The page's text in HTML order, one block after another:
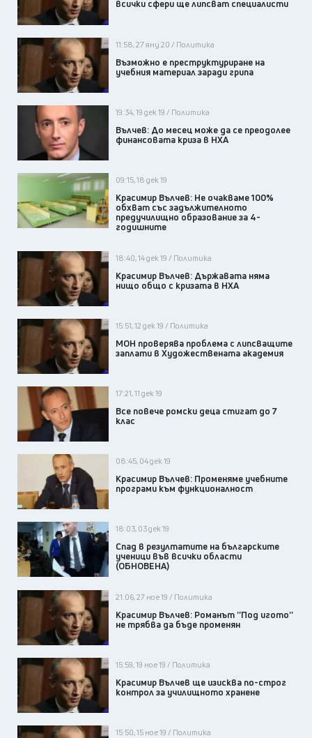
всички сфери ще липсват специалисти
11:58, 27 яну 20 / Политика
Възможно е преструктуриране на
учебния материал заради грипа
19:34, 19 дек 19 / Политика
Вълчев: До месец може да се преодолее
финансовата криза в НХА
09:15, 18 дек 19
Красимир Вълчев: Не очакваме 100%
обхват със задължителното
предучилищно образование за 4-
годишните
18:40, 14 дек 19 / Политика
Красимир Вълчев: Държавата няма
нищо общо с кризата в НХА
15:51, 12 дек 19 / Политика
МОН проверява проблема с липсващите
заплати в Художествената академия
17:21, 11 дек 19
Все повече ромски деца стигат до 7
клас
08:45, 04 дек 19
Красимир Вълчев: Променяме учебните
програми към функционалност
18:03, 03 дек 19
Спад в резултатите на българските
ученици във всички области
(ОБНОВЕНА)
21:06, 27 ное 19 / Политика
Красимир Вълчев: Романът ''Под игото''
не трябва да бъде променян
15:59, 19 ное 19 / Политика
Красимир Вълчев ще изисква по-строг
контрол за училищното хранене
15:50, 15 ное 19 / Политика